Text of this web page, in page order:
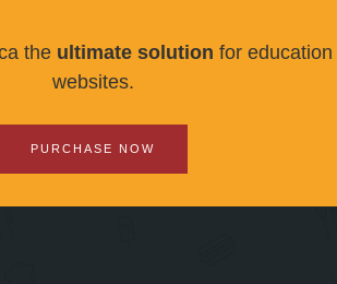
the ultimate solution for education
websites.
PURCHASE NOW